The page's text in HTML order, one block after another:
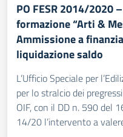
PO FESR 2014/2020
formazione “Arti &
Ammissione a
liquidazione saldo
L’Ufficio Speciale per
per lo stralcio dei
OIF, con il DD n. 590 del
14/20 l’intervento a